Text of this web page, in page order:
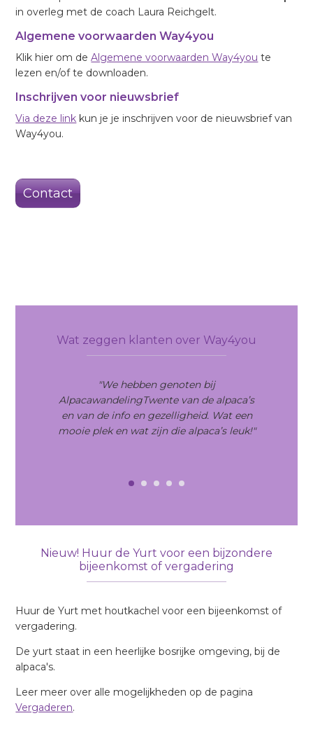
in overleg met de coach Laura Reichgelt.
Algemene voorwaarden Way4you
Klik hier om deAlgemene voorwaarden Way4you te
lezen en/of te downloaden.
Inschrijven voor nieuwsbrief
Via deze link kun je je inschrijven voor de nieuwsbrief van
Way4you.
Contact
SidebarWat zeggen klanten over Way4you
"We hebben genoten bij
AlpacawandelingTwente van de alpaca’s
en van de info en gezelligheid. Wat een
mooie plek en wat zijn die alpaca’s leuk!"
Nieuw! Huur de Yurt voor een bijzondere
bijeenkomst of vergadering
Huur de Yurt met houtkachel voor een bijeenkomst of
vergadering.
De yurt staat in een heerlijke bosrijke omgeving, bij de
alpaca's.
Leer meer over alle mogelijkheden op de pagina
Vergaderen.